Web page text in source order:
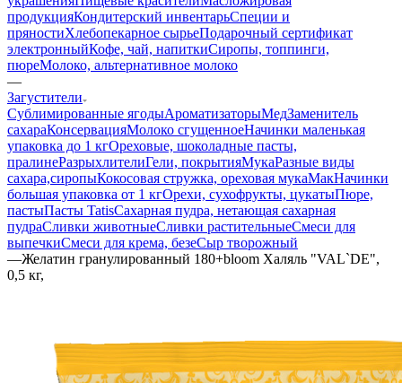
продукцияКондитерский инвентарьСпеции и
пряностиХлебопекарное сырьеПодарочный сертификат
электронныйКофе, чай, напиткиСиропы, топпинги,
пюреМолоко, альтернативное молоко
—
Загустители
Сублимированные ягодыАроматизаторыМедЗаменитель
сахараКонсервацияМолоко сгущенноеНачинки маленькая
упаковка до 1 кгОреховые, шоколадные пасты,
пралинеРазрыхлителиГели, покрытияМукаРазные виды
сахара,сиропыКокосовая стружка, ореховая мукаМакНачинки
большая упаковка от 1 кгОрехи, сухофрукты, цукатыПюре,
пастыПасты TatisСахарная пудра, нетающая сахарная
пудраСливки животныеСливки растительныеСмеси для
выпечкиСмеси для крема, безеСыр творожный
—Желатин гранулированный 180+bloom Халяль "VAL`DE",
0,5 кг,